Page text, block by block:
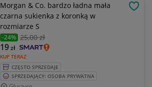
Morgan & Co. bardzo ładna mała
czarna sukienka z koronką w
rozmiarze S
-24% 25,00 zł
KUP TERAZ
19zł
CZĘSTO SPRZEDAJE
SPRZEDAJĄCY: OSOBA PRYWATNA